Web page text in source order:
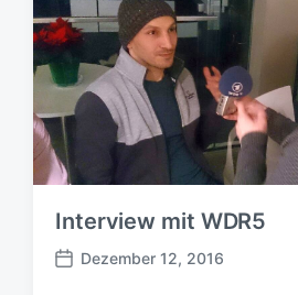
Interview mit WDR5
B
Dezember 12, 2016